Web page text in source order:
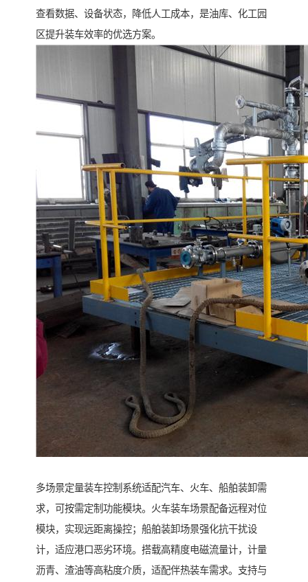
查看数据、设备状态，降低人工成本，是油库、化工园
区提升装车效率的优选方案。
多场景定量装车控制系统适配汽车、火车、船舶装卸需
求，可按需定制功能模块。火车装车场景配备远程对位
模块，实现远距离操控；船舶装卸场景强化抗干扰设
计，适应港口恶劣环境。搭载高精度电磁流量计，计量
沥青、渣油等高粘度介质，适配伴热装车需求。支持与